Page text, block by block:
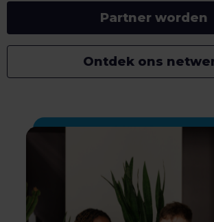
Partner worden
Ontdek ons